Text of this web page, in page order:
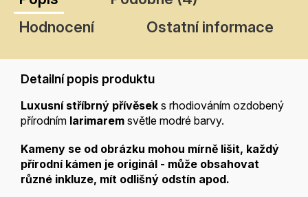
Hodnocení
Ostatní informace
Detailní popis produktu
Luxusní stříbrný přívěsek s rhodiováním ozdobený
přírodním larimarem světle modré barvy.
Kameny se od obrázku mohou mírně lišit, každý
přírodní kámen je originál - může obsahovat
různé inkluze, mít odlišný odstín apod.